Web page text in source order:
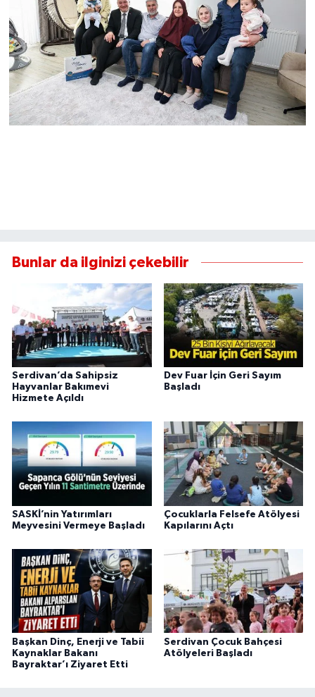
Bunlar da ilginizi çekebilir
Serdivan’da Sahipsiz
Hayvanlar Bakımevi
Hizmete Açıldı
Dev Fuar İçin Geri Sayım
Başladı
SASKİ’nin Yatırımları
Meyvesini Vermeye Başladı
Çocuklarla Felsefe Atölyesi
Kapılarını Açtı
Başkan Dinç, Enerji ve Tabii
Kaynaklar Bakanı
Bayraktar’ı Ziyaret Etti
Serdivan Çocuk Bahçesi
Atölyeleri Başladı